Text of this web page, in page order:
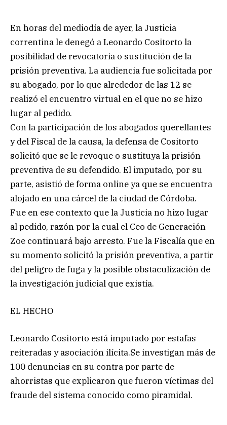
En horas del mediodía de ayer, la Justicia
correntina le denegó a Leonardo Cositorto la
posibilidad de revocatoria o sustitución de la
prisión preventiva. La audiencia fue solicitada por
su abogado, por lo que alrededor de las 12 se
realizó el encuentro virtual en el que no se hizo
lugar al pedido.
Con la participación de los abogados querellantes
y del Fiscal de la causa, la defensa de Cositorto
solicitó que se le revoque o sustituya la prisión
preventiva de su defendido. El imputado, por su
parte, asistió de forma online ya que se encuentra
alojado en una cárcel de la ciudad de Córdoba.
Fue en ese contexto que la Justicia no hizo lugar
al pedido, razón por la cual el Ceo de Generación
Zoe continuará bajo arresto. Fue la Fiscalía que en
su momento solicitó la prisión preventiva, a partir
del peligro de fuga y la posible obstaculización de
la investigación judicial que existía.
EL HECHO
Leonardo Cositorto está imputado por estafas
reiteradas y asociación ilícita.Se investigan más de
100 denuncias en su contra por parte de
ahorristas que explicaron que fueron víctimas del
fraude del sistema conocido como piramidal.